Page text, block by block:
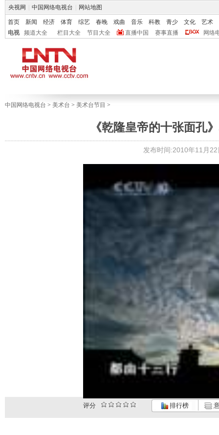
央视网 中国网络电视台 网站地图
首页 新闻 经济 体育 综艺 春晚 戏曲 音乐 科教 青少 文化
艺术
电视
频道大全 栏目大全 节目大全 直播中国 赛事直播 网络
中国网络电视台 > 美术台 > 美术台节目 >
《乾隆皇帝的十张面孔
发布时间:2010年11月
评分 排行榜